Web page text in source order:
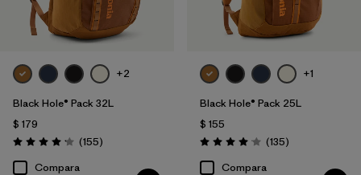
+2
Black Hole® Pack 32L
$ 179
Valoración: 4.2 / 5
(155Comentarios
)
Compara
+1
Black Hole® Pack 25L
$ 155
Valoración: 4.1 / 5
(135Comentarios
)
Compara